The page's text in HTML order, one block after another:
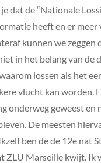
dat de “Nationale
heeft en er meer
kunnen we zeggen
in het belang van de
lossen als het
vlucht kan worden.
onderweg geweest en
De meesten
ben de de 12e nat
ZLU Marseille kwijt. Ik